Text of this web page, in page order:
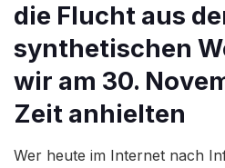
die Flucht aus
synthetischen
wir am 30.
Zeit anhielten
Wer heute im Internet nach